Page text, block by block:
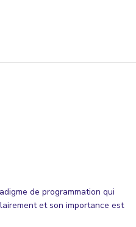
de programmation qui
et son importance est